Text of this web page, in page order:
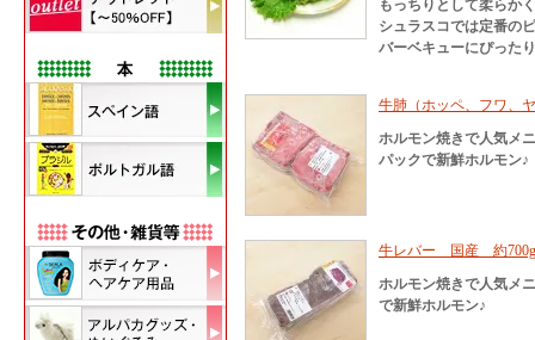
もっちりとして柔らか
シュラスコでは定番の
バーベキューにぴった
牛肺（ホッペ、フワ
ホルモン焼きで人気メ
パックで新鮮ホルモン♪
牛レバー 国産 約700g
ホルモン焼きで人気メ
で新鮮ホルモン♪